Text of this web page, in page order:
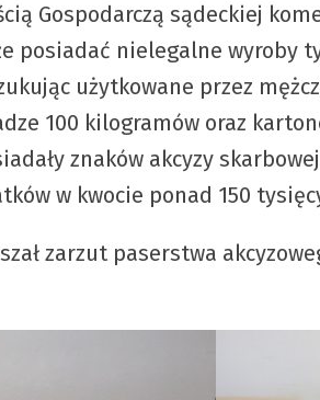
Gospodarczą sądeckiej
posiadać nielegalne wyroby
użytkowane przez
100 kilogramów oraz
znaków akcyzy
w kwocie ponad 150
zarzut paserstwa